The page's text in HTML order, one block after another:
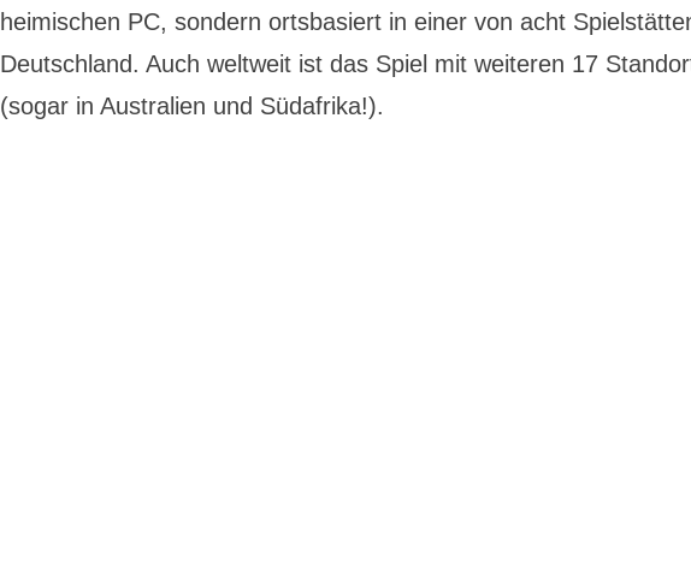
heimischen PC, sondern ortsbasiert in einer von acht
Deutschland. Auch weltweit ist das Spiel mit weiteren 17
(sogar in Australien und Südafrika!).